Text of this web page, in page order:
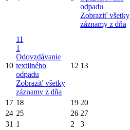
odpadu
Zobraziť všetky
záznamy z dňa
10
11
1
Odovzdávanie
textilného
odpadu
Zobraziť všetky
záznamy z dňa
12 13
17 18 19 20
24 25 26 27
31 1 2 3